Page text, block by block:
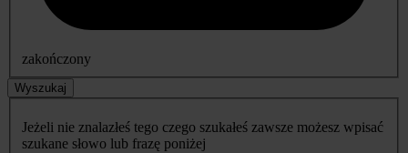
zakończony
Wyszukaj
Jeżeli nie znalazłeś tego czego szukałeś zawsze możesz wpisać
szukane słowo lub frazę poniżej